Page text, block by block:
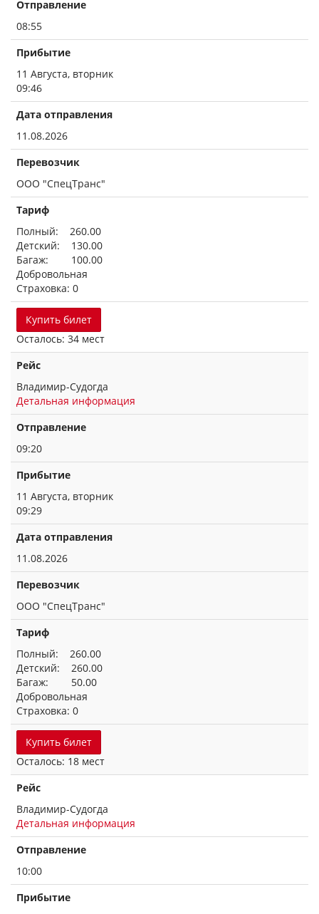
Отправление
08:55
Прибытие
11 Августа, вторник
09:46
Дата отправления
11.08.2026
Перевозчик
ООО "СпецТранс"
Тариф
Полный: 260.00
Детский: 130.00
Багаж: 100.00
Добровольная
Страховка: 0
Купить билет
Осталось: 34 мест
Рейс
Владимир-Судогда
Детальная информация
Отправление
09:20
Прибытие
11 Августа, вторник
09:29
Дата отправления
11.08.2026
Перевозчик
ООО "СпецТранс"
Тариф
Полный: 260.00
Детский: 260.00
Багаж: 50.00
Добровольная
Страховка: 0
Купить билет
Осталось: 18 мест
Рейс
Владимир-Судогда
Детальная информация
Отправление
10:00
Прибытие